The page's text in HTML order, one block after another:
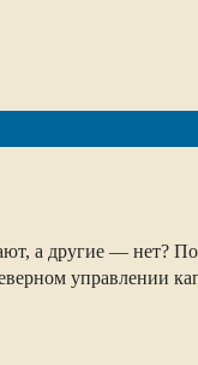
а другие — нет?
управлении